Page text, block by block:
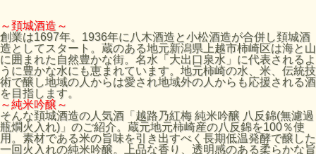
～頚城酒造～
創業は1697年。1936年に八木酒造と小松酒造が合併し頚城酒
造としてスタート。蔵のある地元新潟県上越市柿崎区は海と山
に囲まれた自然豊かな街。名水「大出口泉水」に代表されるよ
うに豊かな水にも恵まれています。地元柿崎の水、米、伝統技
術で醸し地域の人からは愛され地域外の人からも応援される酒
を目指します。
～純米吟醸～
そんな頚城酒造の人気酒「越路乃紅梅 純米吟醸 八反錦(無濾過
瓶燗火入れ)」のご紹介。蔵元地元柿崎産の八反錦を100％使
用。素材である米の旨味を引き出すべく長期低温発酵で醸した
一回火入れの純米吟醸。上品な香り、透明感のある柔らかな旨